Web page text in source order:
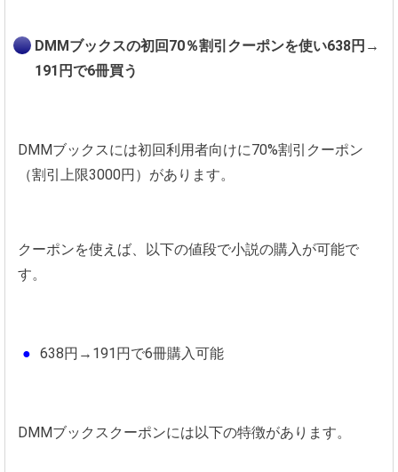
DMMブックスの初回70％割引クーポンを使い638円→
191円で6冊買う
DMMブックスには初回利用者向けに70%割引クーポン
（割引上限3000円）があります。
クーポンを使えば、以下の値段で小説の購入が可能で
す。
638円→191円で6冊購入可能
DMMブックスクーポンには以下の特徴があります。